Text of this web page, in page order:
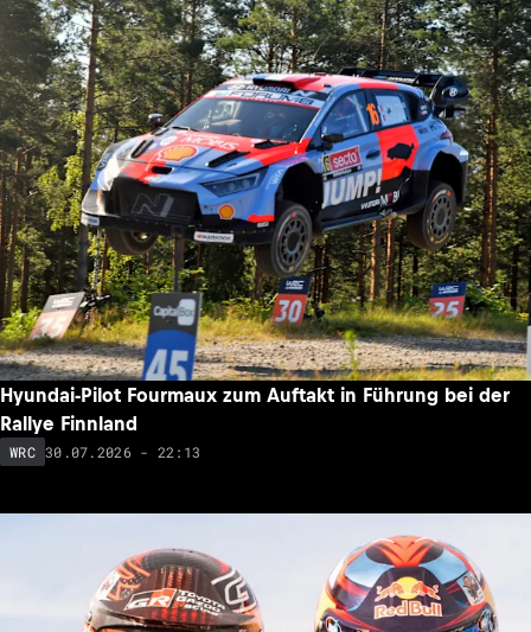
Hyundai-Pilot Fourmaux zum Auftakt in Führung bei der
Rallye Finnland
WRC 30.07.2026 - 22:13